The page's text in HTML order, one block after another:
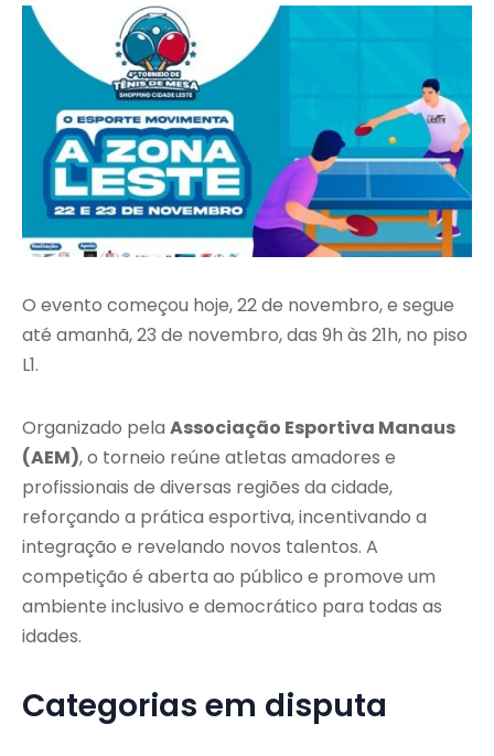
O evento começou hoje, 22 de novembro, e segue
até amanhã, 23 de novembro, das 9h às 21h, no piso
L1.
Organizado pela Associação Esportiva Manaus
(AEM), o torneio reúne atletas amadores e
profissionais de diversas regiões da cidade,
reforçando a prática esportiva, incentivando a
integração e revelando novos talentos. A
competição é aberta ao público e promove um
ambiente inclusivo e democrático para todas as
idades.
Categorias em disputa